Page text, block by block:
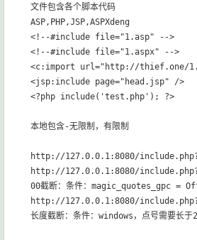
文件包含各个脚本代码
ASP,PHP,JSP,ASPXdeng
<!--#include file="1.asp" -->
<!--#include file="1.aspx" -->
<c:import url="http://thief.one/
<jsp:include page="head.jsp" />
<?php include('test.php'); ?>
本地包含-无限制，有限制
http://127.0.0.1:8080/
http://127.0.0.1:8080/
00截断：条件：magic_quotes_gpc =
http://127.0.0.1:8080/
长度截断：条件：windows，点号需要长